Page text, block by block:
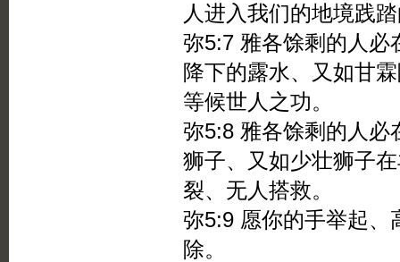
人进入我们的地境践
弥5:7 雅各馀剩的人必
降下的露水、又如甘
等候世人之功。
弥5:8 雅各馀剩的人必
狮子、又如少壮狮子
裂、无人搭救。
弥5:9 愿你的手举起、
除。